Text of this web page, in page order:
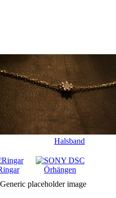
Halsband
Örhängen